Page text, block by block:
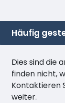
Häufig
Dies sind die
finden nicht,
Kontaktieren
weiter.